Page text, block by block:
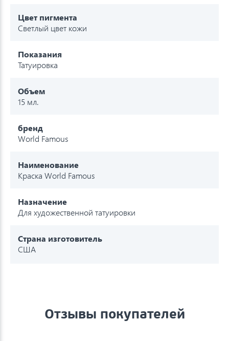
Цвет пигмента
Светлый цвет кожи
Показания
Татуировка
Объем
15 мл.
бренд
World Famous
Наименование
Краска World Famous
Назначение
Для художественной татуировки
Страна изготовитель
США
Отзывы покупателей